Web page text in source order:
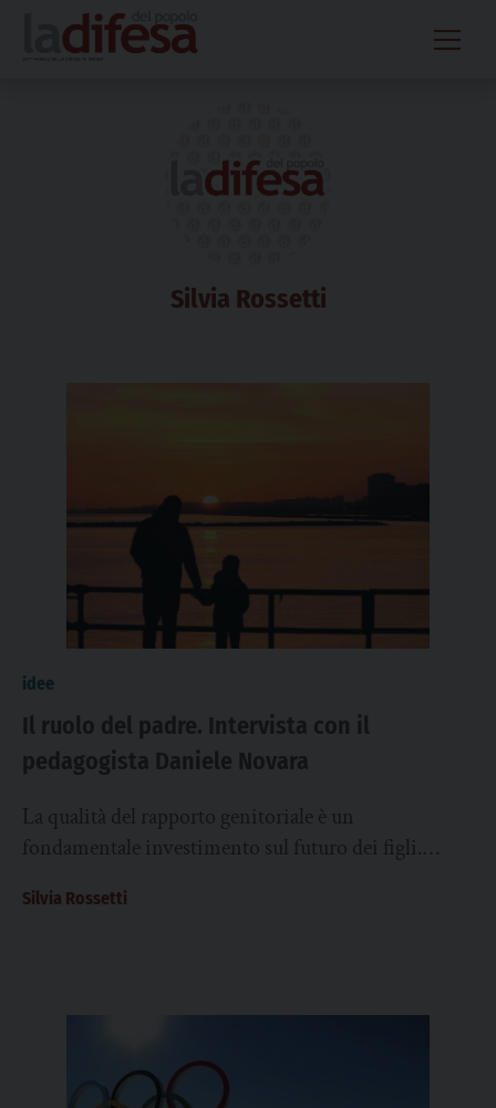
content
Silvia Rossetti
idee
Il ruolo del padre. Intervista con il
pedagogista Daniele Novara
La qualità del rapporto genitoriale è un
fondamentale investimento sul futuro dei figli.
spiega...
Silvia Rossetti